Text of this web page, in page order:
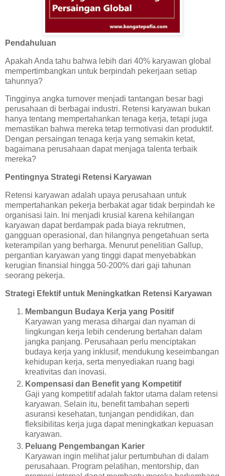
Pendahuluan
Apakah Anda tahu bahwa lebih dari 40% karyawan global
mempertimbangkan untuk berpindah pekerjaan setiap
tahunnya?
Tingginya angka turnover menjadi tantangan besar bagi
perusahaan di berbagai industri. Retensi karyawan bukan
hanya tentang mempertahankan tenaga kerja, tetapi juga
memastikan bahwa mereka tetap termotivasi dan produktif.
Dengan persaingan tenaga kerja yang semakin ketat,
bagaimana perusahaan dapat menjaga talenta terbaik
mereka?
Pentingnya Strategi Retensi Karyawan
Retensi karyawan adalah upaya perusahaan untuk
mempertahankan pekerja berbakat agar tidak berpindah ke
organisasi lain. Ini menjadi krusial karena kehilangan
karyawan dapat berdampak pada biaya rekrutmen,
gangguan operasional, dan hilangnya pengetahuan serta
keterampilan yang berharga. Menurut penelitian Gallup,
pergantian karyawan yang tinggi dapat menyebabkan
kerugian finansial hingga 50-200% dari gaji tahunan
seorang pekerja.
Strategi Efektif untuk Meningkatkan Retensi Karyawan
Membangun Budaya Kerja yang Positif
Karyawan yang merasa dihargai dan nyaman di
lingkungan kerja lebih cenderung bertahan dalam
jangka panjang. Perusahaan perlu menciptakan
budaya kerja yang inklusif, mendukung keseimbangan
kehidupan kerja, serta menyediakan ruang bagi
kreativitas dan inovasi.
Kompensasi dan Benefit yang Kompetitif
Gaji yang kompetitif adalah faktor utama dalam retensi
karyawan. Selain itu, benefit tambahan seperti
asuransi kesehatan, tunjangan pendidikan, dan
fleksibilitas kerja juga dapat meningkatkan kepuasan
karyawan.
Peluang Pengembangan Karier
Karyawan ingin melihat jalur pertumbuhan di dalam
perusahaan. Program pelatihan, mentorship, dan